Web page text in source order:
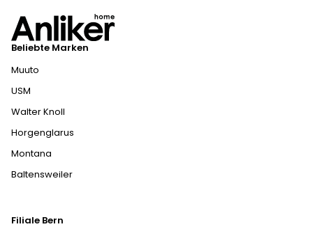
Beliebte Marken
Muuto
USM
Walter Knoll
Horgenglarus
Montana
Baltensweiler
Filiale Bern